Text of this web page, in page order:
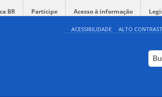
BR Participe Acesso à informação
ACESSIBILIDADE ALTO